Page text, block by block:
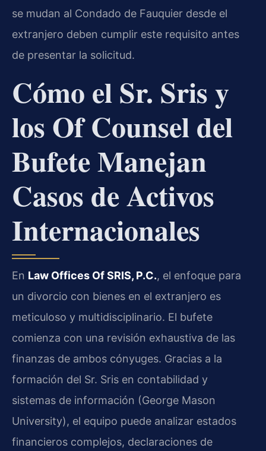
se mudan al Condado de Fauquier desde el
extranjero deben cumplir este requisito antes
de presentar la solicitud.
Cómo el Sr. Sris y
los Of Counsel del
Bufete Manejan
Casos de Activos
Internacionales
En Law Offices Of SRIS, P.C., el enfoque para
un divorcio con bienes en el extranjero es
meticuloso y multidisciplinario. El bufete
comienza con una revisión exhaustiva de las
finanzas de ambos cónyuges. Gracias a la
formación del Sr. Sris en contabilidad y
sistemas de información (George Mason
University), el equipo puede analizar estados
financieros complejos, declaraciones de